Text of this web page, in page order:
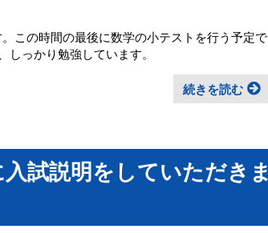
この時間の最後に数学の小テストを行う予定で
っかり勉強しています。
続きを読む
試説明をしていただきま